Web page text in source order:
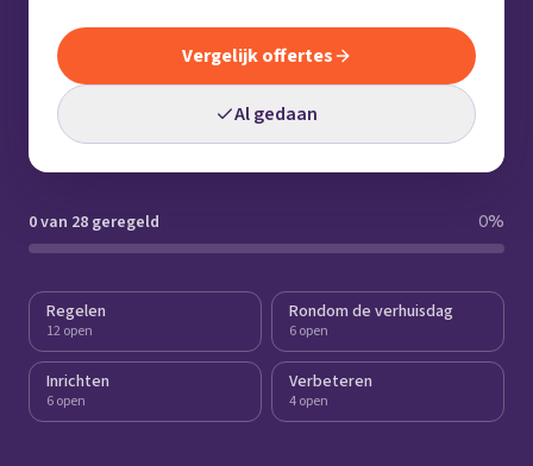
Vergelijk offertes
Al gedaan
0 van 28 geregeld 0%
Regelen
12 open
Rondom de verhuisdag
6 open
Inrichten
6 open
Verbeteren
4 open